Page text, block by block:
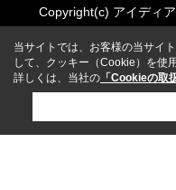
Copyright(c) アイディ
当サイトでは、お客様の当サイ
して、クッキー（Cookie）を使
詳しくは、当社の 「Cookieの取